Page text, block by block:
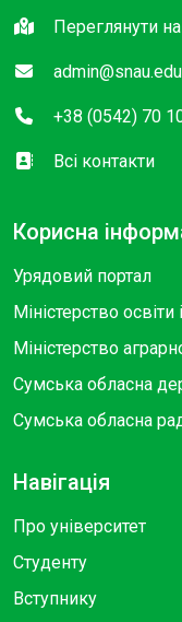
Переглянути на
+38 (0542) 70
Всі контакти
Корисна
Урядовий портал
Міністерство освіти
Міністерство
Сумська обласна
Сумська обласна
Навігація
Про університет
Студенту
Вступнику